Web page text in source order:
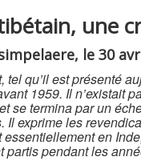
une
le 30
qu’il est présenté
1959. Il n’existait
se termina par un
Il exprime les
en
partis pendant les